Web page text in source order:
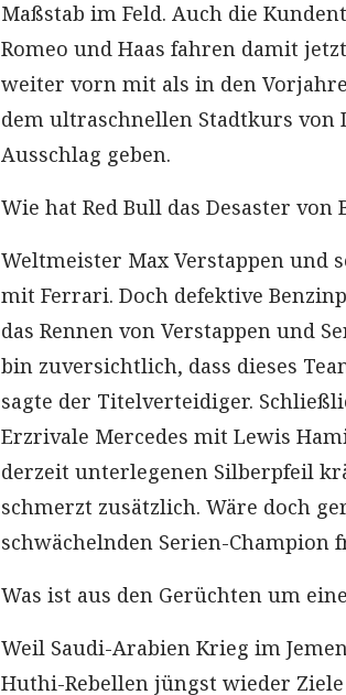
Maßstab im Feld. Auch die
Romeo und Haas fahren damit
weiter vorn mit als in den
dem ultraschnellen Stadtkurs von
Ausschlag geben.
Wie hat Red Bull das Desaster
Weltmeister Max Verstappen und
mit Ferrari. Doch defektive
das Rennen von Verstappen und
bin zuversichtlich, dass dieses
sagte der Titelverteidiger.
Erzrivale Mercedes mit Lewis
derzeit unterlegenen Silberpfeil
schmerzt zusätzlich. Wäre doch
schwächelnden Serien-Champion
Was ist aus den Gerüchten um
Weil Saudi-Arabien Krieg im
Huthi-Rebellen jüngst wieder